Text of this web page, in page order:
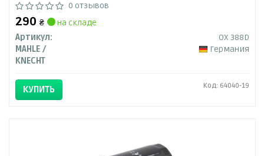
0 отзывов
290 ₴
на складе
Артикул:
OX 388D
MAHLE /
KNECHT
Германия
КУПИТЬ Код: 64040-19